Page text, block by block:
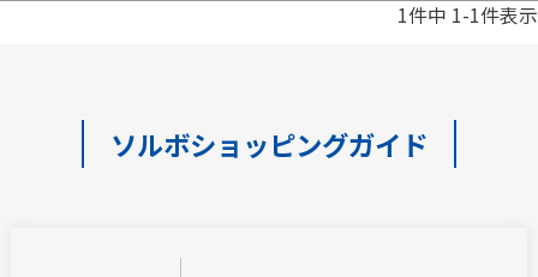
1件中 1-1件表示
ソルボショッピングガイド